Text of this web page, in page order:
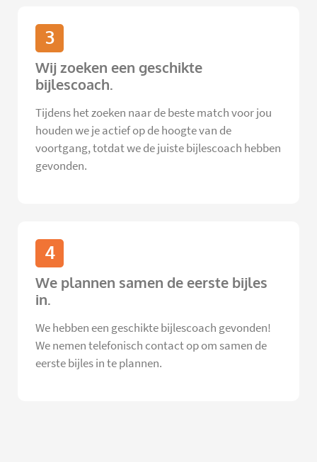
3
Wij zoeken een geschikte
bijlescoach.
Tijdens het zoeken naar de beste match voor jou
houden we je actief op de hoogte van de
voortgang, totdat we de juiste bijlescoach hebben
gevonden.
4
We plannen samen de eerste bijles
in.
We hebben een geschikte bijlescoach gevonden!
We nemen telefonisch contact op om samen de
eerste bijles in te plannen.